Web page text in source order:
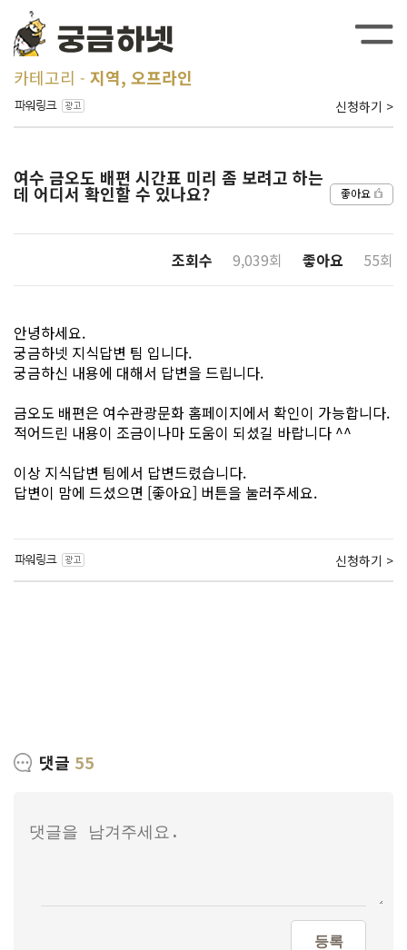
카테고리 지역, 오프라인
신청하기 >
여수 금오도 배편 시간표 미리 좀 보려고 하는
데 어디서 확인할 수 있나요? 좋아요
조회수 9,039회 좋아요 55회
안녕하세요.
궁금하넷 지식답변 팀 입니다.
궁금하신 내용에 대해서 답변을 드립니다.
금오도 배편은 여수관광문화 홈페이지에서 확인이 가능합니다.
적어드린 내용이 조금이나마 도움이 되셨길 바랍니다 ^^
이상 지식답변 팀에서 답변드렸습니다.
답변이 맘에 드셨으면 [좋아요] 버튼을 눌러주세요.
신청하기 >
댓글 55
등록